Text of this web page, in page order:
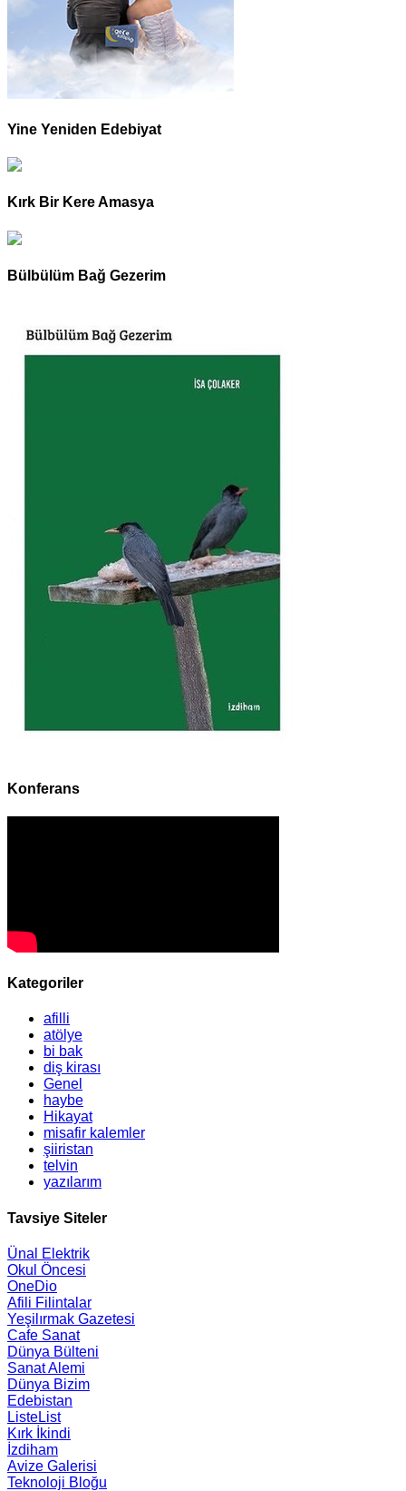
Yine Yeniden Edebiyat
Kırk Bir Kere Amasya
Bülbülüm Bağ Gezerim
Konferans
Kategoriler
afilli
atölye
bi bak
diş kirası
Genel
haybe
Hikayat
misafir kalemler
şiiristan
telvin
yazılarım
Tavsiye Siteler
Ünal Elektrik
Okul Öncesi
OneDio
Afili Filintalar
Yeşilırmak Gazetesi
Cafe Sanat
Dünya Bülteni
Sanat Alemi
Dünya Bizim
Edebistan
ListeList
Kırk İkindi
İzdiham
Avize Galerisi
Teknoloji Bloğu